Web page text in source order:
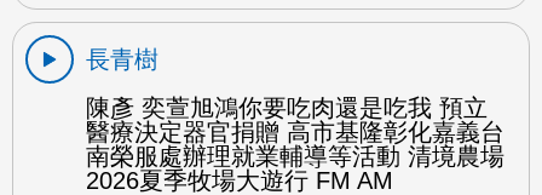
長青樹
陳彥 奕萱旭鴻你要吃肉還是吃我 預立
醫療決定器官捐贈 高市基隆彰化嘉義台
南榮服處辦理就業輔導等活動 清境農場
2026夏季牧場大遊行 FM AM